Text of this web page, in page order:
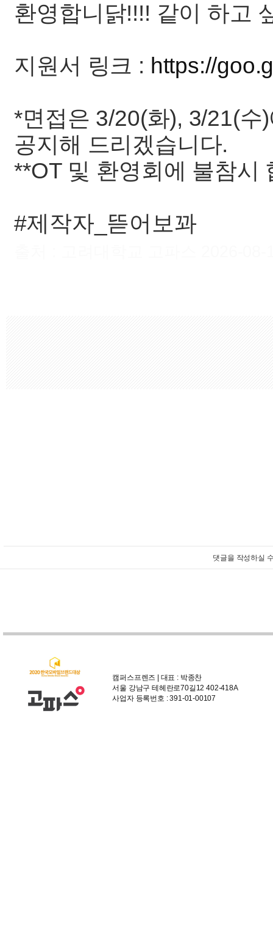
환영합니닭!!!! 같이 하고
지원서 링크 : https://
*면접은 3/20(화), 3/21(
공지해 드리겠습니다.
**OT 및 환영회에 불참시
#제작자_뜯어보꽈
댓글을 작성하실
캠퍼스프렌즈 | 대표 : 박종찬
서울 강남구 테헤란로70길12 402-418A
사업자 등록번호 : 391-01-00107